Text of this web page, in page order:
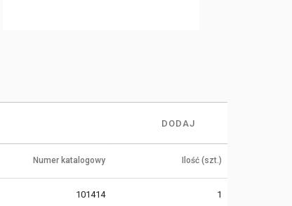
DODAJ
Numer katalogowy Ilość (szt.)
101414 1